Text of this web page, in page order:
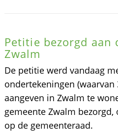
Petitie bezorgd aan
Zwalm
De petitie werd vandaag
ondertekeningen (waarvan
aangeven in Zwalm te
gemeente Zwalm
op de gemeenteraad.